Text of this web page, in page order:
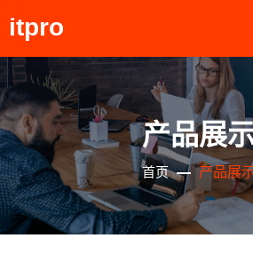
产品展
首页 产品展